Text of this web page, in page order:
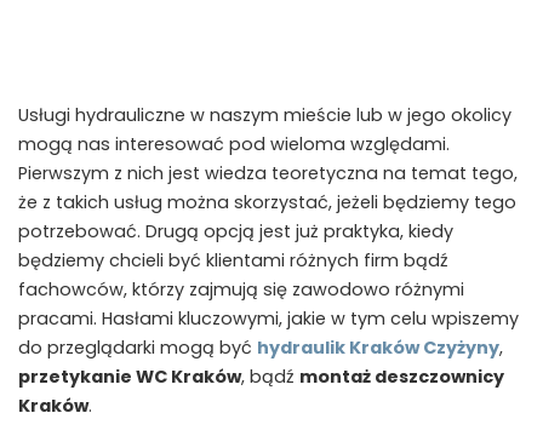
Usługi hydrauliczne w naszym mieście lub w jego okolicy
mogą nas interesować pod wieloma względami.
Pierwszym z nich jest wiedza teoretyczna na temat tego,
że z takich usług można skorzystać, jeżeli będziemy tego
potrzebować. Drugą opcją jest już praktyka, kiedy
będziemy chcieli być klientami różnych firm bądź
fachowców, którzy zajmują się zawodowo różnymi
pracami. Hasłami kluczowymi, jakie w tym celu wpiszemy
do przeglądarki mogą być hydraulik Kraków Czyżyny,
przetykanie WC Kraków, bądź montaż deszczownicy
Kraków.